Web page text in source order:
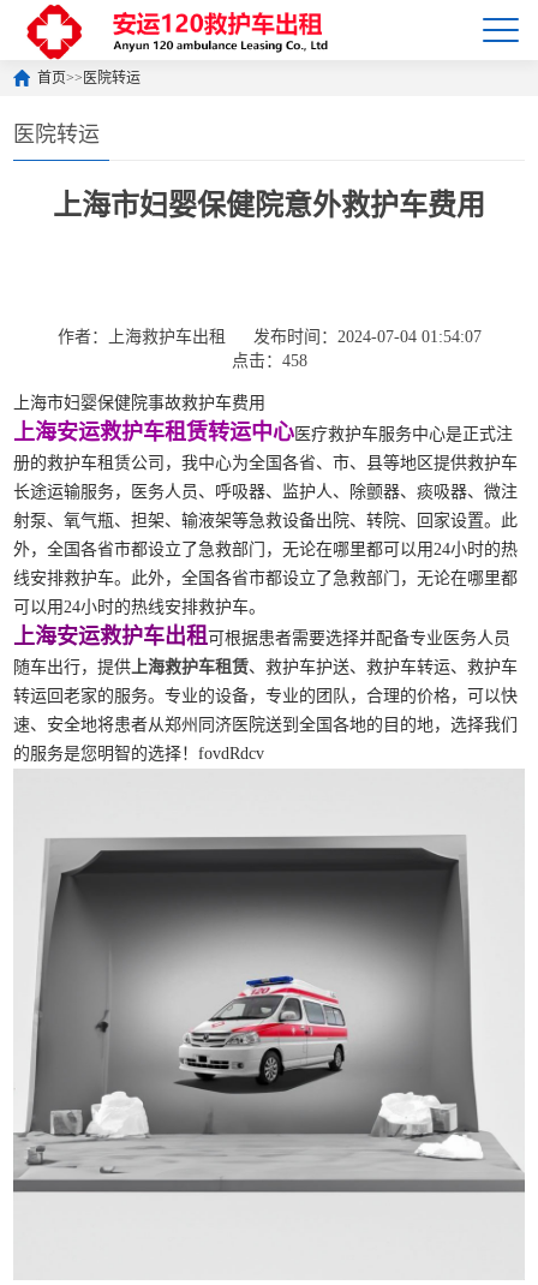
首页>> 医院转运
医院转运
上海市妇婴保健院意外救护车费用
作者：上海救护车出租
发布时间：2024-07-04 01:54:07
点击：458
上海市妇婴保健院事故救护车费用
上海安运救护车租赁转运中心 医疗救护车服务中心是正式注
册的救护车租赁公司，我中心为全国各省、市、县等地区提供救护车
长途运输服务，医务人员、呼吸器、监护人、除颤器、痰吸器、微注
射泵、氧气瓶、担架、输液架等急救设备出院、转院、回家设置。此
外，全国各省市都设立了急救部门，无论在哪里都可以用24小时的热
线安排救护车。此外，全国各省市都设立了急救部门，无论在哪里都
可以用24小时的热线安排救护车。
上海安运救护车出租可根据患者需要选择并配备专业医务人员
随车出行，提供上海救护车租赁、救护车护送、救护车转运、救护车
转运回老家的服务。专业的设备，专业的团队，合理的价格，可以快
速、安全地将患者从郑州同济医院送到全国各地的目的地，选择我们
的服务是您明智的选择！fovdRdcv